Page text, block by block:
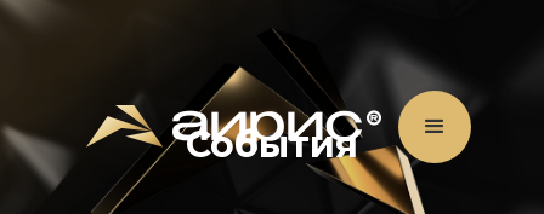
События